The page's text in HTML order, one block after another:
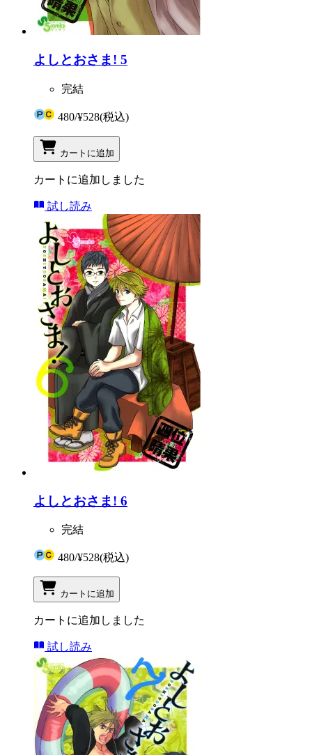
よしとおさま! 5
完結
480/¥528(税込)
カートに追加
カートに追加しました
試し読み
よしとおさま! 6
完結
480/¥528(税込)
カートに追加
カートに追加しました
試し読み